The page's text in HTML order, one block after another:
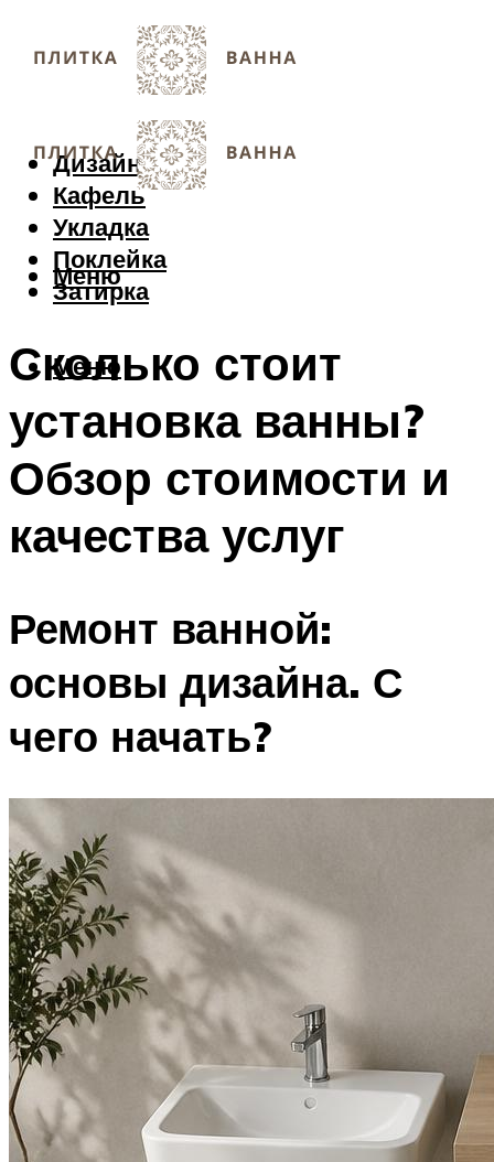
Дизайн
Кафель
Укладка
Поклейка
Затирка
Меню
Меню
Сколько стоит
установка ванны?
Обзор стоимости и
качества услуг
Ремонт ванной:
основы дизайна. С
чего начать?